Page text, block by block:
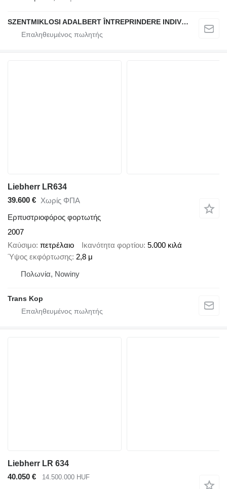
SZENTMIKLOSI ADALBERT ÎNTREPRINDERE INDIVIDUALĂ
Liebherr LR634
39.600 € Χωρίς ΦΠΑ
Ερπυστριοφόρος φορτωτής
2007
Καύσιμο πετρέλαιο Ικανότητα φορτίου 5.000 κιλά
Ύψος εκφόρτωσης 2,8 μ
Πολωνία, Nowiny
Trans Kop
Liebherr LR 634
40.050 €
14.500.000 HUF